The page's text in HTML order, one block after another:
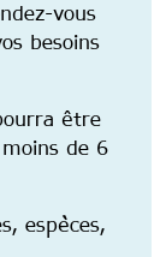
vous
besoins
être
de 6
espèces,